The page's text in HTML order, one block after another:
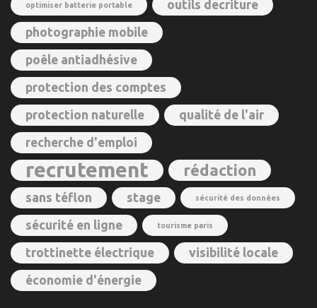
optimiser batterie portable outils decriture
photographie mobile
poêle antiadhésive
protection des comptes
protection naturelle qualité de l'air
recherche d'emploi
recrutement rédaction
sans téflon stage sécurité des données
sécurité en ligne tourisme paris
trottinette électrique visibilité locale
économie d'énergie